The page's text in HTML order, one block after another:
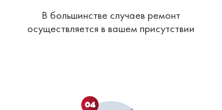
В большинстве случаев ремонт
осуществляется в вашем присутствии
04